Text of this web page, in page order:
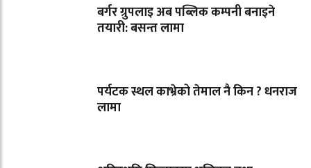
बर्गर ग्रुपलाइ अब पब्लिक कम्पनी बनाइने
तयारी: बसन्त लामा
पर्यटक स्थल काभ्रेको तेमाल नै किन ? धनराज
लामा